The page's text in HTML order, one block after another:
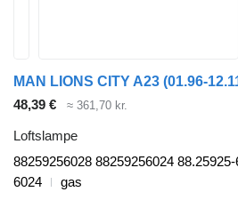
48,39 € ≈ 361,70 kr.
Loftslampe
88259256028 88259256024
6024
gas